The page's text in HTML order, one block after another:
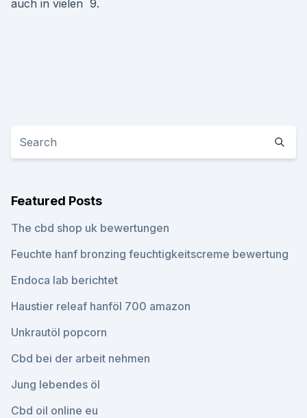
auch in vielen 9.
Featured Posts
The cbd shop uk bewertungen
Feuchte hanf bronzing feuchtigkeitscreme bewertung
Endoca lab berichtet
Haustier releaf hanföl 700 amazon
Unkrautöl popcorn
Cbd bei der arbeit nehmen
Jung lebendes öl
Cbd oil online eu